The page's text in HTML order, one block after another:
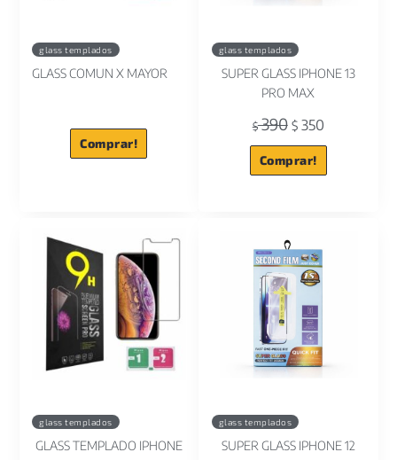
glass templados
GLASS COMUN X MAYOR
Comprar!
glass templados
SUPER GLASS IPHONE 13
PRO MAX
$390 $350
Comprar!
glass templados
GLASS TEMPLADO IPHONE
glass templados
SUPER GLASS IPHONE 12